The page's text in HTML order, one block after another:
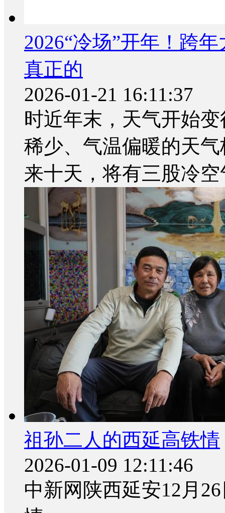
2026“冷场”开年！跨
真正的
2026-01-21 16:11:37
时近年末，天气开始
稀少、气温偏暖的天
来十天，将有三股冷
祖孙二人的西延高铁情
2026-01-09 12:11:46
中新网陕西延安12月